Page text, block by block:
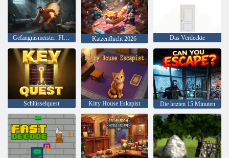
Gefängnismeister: Fluchtreise Katzenflucht 2026 Das Verdeckte
Schlüsselquest Kitty House Eskapist Die letzten 15 Minuten